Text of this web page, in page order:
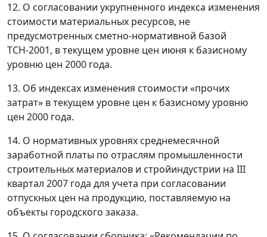
12. О согласовании укрупненного индекса изменения
стоимости материальных ресурсов, не
предусмотренных сметно-нормативной базой
ТСН-2001, в текущем уровне цен июня к базисному
уровню цен 2000 года.
13. Об индексах изменения стоимости «прочих
затрат» в текущем уровне цен к базисному уровню
цен 2000 года.
14. О нормативных уровнях среднемесячной
заработной платы по отраслям промышленности
строительных материалов и стройиндустрии на III
квартал 2007 года для учета при согласовании
отпускных цен на продукцию, поставляемую на
объекты городского заказа.